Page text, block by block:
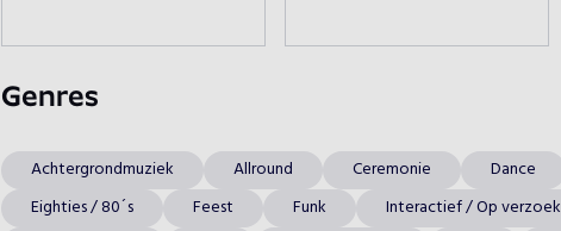
Genres
Achtergrondmuziek Allround Ceremonie Dance
Eighties / 80´s
Feest Funk Interactief / Op verzoek